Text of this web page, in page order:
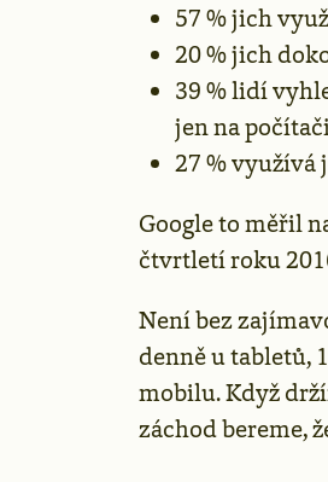
57 % jich
20 % jich
39 % lidí
jen na
27 % využívá
Google to měřil
čtvrtletí roku
Není bez
denně u tabletů,
mobilu. Když
záchod bereme,